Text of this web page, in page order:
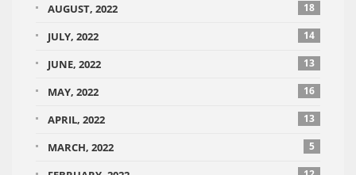
AUGUST, 2022 18
JULY, 2022 14
JUNE, 2022 13
MAY, 2022 16
APRIL, 2022 13
MARCH, 2022 5